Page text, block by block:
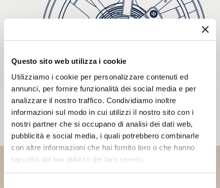
Questo sito web utilizza i cookie
Utilizziamo i cookie per personalizzare contenuti ed
annunci, per fornire funzionalità dei social media e per
analizzare il nostro traffico. Condividiamo inoltre
informazioni sul modo in cui utilizzi il nostro sito con i
nostri partner che si occupano di analisi dei dati web,
pubblicità e social media, i quali potrebbero combinarle
con altre informazioni che hai fornito loro o che hanno
raccolto dal tuo utilizzo dei loro servizi.
Scopri le nostre collezioni in